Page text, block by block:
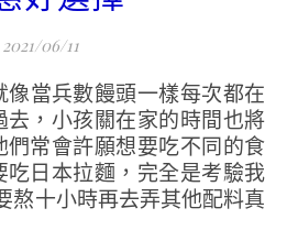
2021/06/11
，小孩關在家的時間也將
常會許願想要吃不同的食
日本拉麵，完全是考驗我
熬十小時再去弄其他配料真